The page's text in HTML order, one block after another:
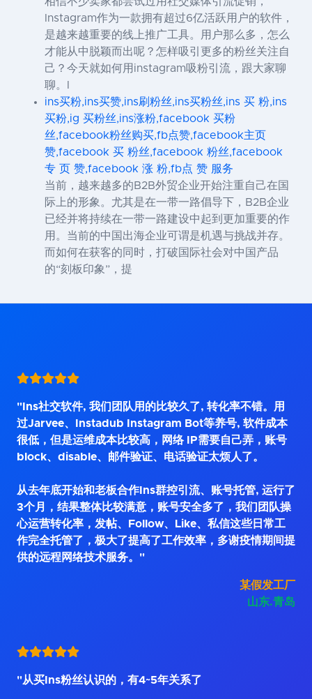
Instagram作为一款拥有超过6亿活跃用户的软件，
是越来越重要的线上推广工具。用户那么多，怎么
才能从中脱颖而出呢？怎样吸引更多的粉丝关注自
己？今天就如何用instagram吸粉引流，跟大家聊
聊。I
ins买粉,ins买赞,ins刷粉丝,ins买粉丝,ins 买 粉,ins
买粉,ig 买粉丝,ins涨粉,facebook 买粉
丝,facebook粉丝购买,fb点赞,facebook主页
赞,facebook 买 粉丝,facebook 粉丝,facebook
专 页 赞,facebook 涨 粉,fb点 赞 服务
当前，越来越多的B2B外贸企业开始注重自己在国
际上的形象。尤其是在一带一路倡导下，B2B企业
已经并将持续在一带一路建设中起到更加重要的作
用。当前的中国出海企业可谓是机遇与挑战并存。
而如何在获客的同时，打破国际社会对中国产品
的“刻板印象”，提
"Ins社交软件, 我们团队用的比较久了, 转化率不错。用
过Jarvee、Instadub Instagram Bot等养号, 软件成本
很低，但是运维成本比较高，网络 IP需要自己弄，账号
block、disable、邮件验证、电话验证太烦人了。
从去年底开始和老板合作Ins群控引流、账号托管, 运行了
3个月，结果整体比较满意，账号安全多了，我们团队操
心运营转化率，发帖、Follow、Like、私信这些日常工
作完全托管了，极大了提高了工作效率，多谢疫情期间提
供的远程网络技术服务。"
某假发工厂
山东.青岛
"从买Ins粉丝认识的，有4~5年关系了